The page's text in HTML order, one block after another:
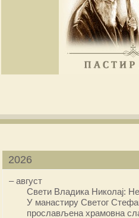
2026
–август
Свети Владика Николај:
У манастиру Светог
прослављена храмовна